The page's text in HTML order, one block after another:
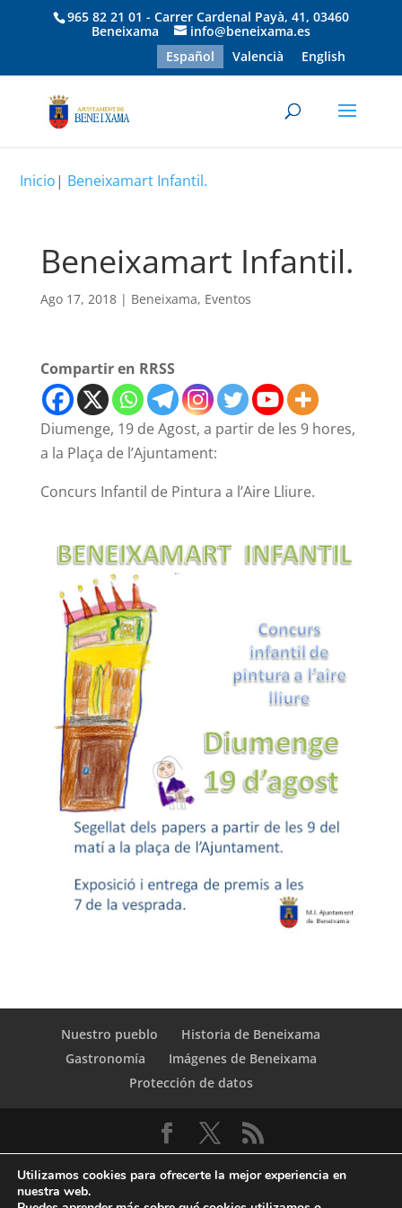
965 82 21 01 - Carrer Cardenal Payà, 41, 03460
Beneixama
info@beneixama.es
Español
Valencià English
Inicio| Beneixamart Infantil.
Beneixamart Infantil.
Ago 17, 2018| Beneixama, Eventos
Compartir en RRSS
Diumenge, 19 de Agost, a partir de les 9 hores,
a la Plaça de l’Ajuntament:
Concurs Infantil de Pintura a l’Aire Lliure.
Nuestro pueblo
Historia de Beneixama
Gastronomía
Imágenes de Beneixama
Protección de datos
Utilizamos cookies para ofrecerte la mejor experiencia en
nuestra web.